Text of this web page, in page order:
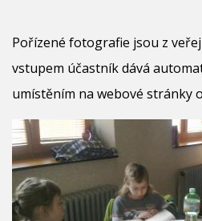
Pořízené fotografie jsou z
vstupem účastník dává
umístěním na webové stránky